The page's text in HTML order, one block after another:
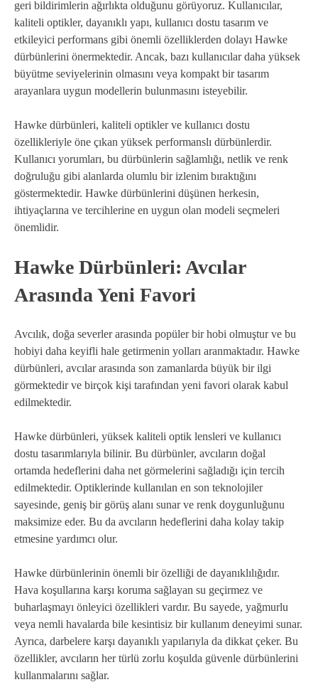
geri bildirimlerin ağırlıkta olduğunu görüyoruz. Kullanıcılar,
kaliteli optikler, dayanıklı yapı, kullanıcı dostu tasarım ve
etkileyici performans gibi önemli özelliklerden dolayı Hawke
dürbünlerini önermektedir. Ancak, bazı kullanıcılar daha yüksek
büyütme seviyelerinin olmasını veya kompakt bir tasarım
arayanlara uygun modellerin bulunmasını isteyebilir.
Hawke dürbünleri, kaliteli optikler ve kullanıcı dostu
özellikleriyle öne çıkan yüksek performanslı dürbünlerdir.
Kullanıcı yorumları, bu dürbünlerin sağlamlığı, netlik ve renk
doğruluğu gibi alanlarda olumlu bir izlenim bıraktığını
göstermektedir. Hawke dürbünlerini düşünen herkesin,
ihtiyaçlarına ve tercihlerine en uygun olan modeli seçmeleri
önemlidir.
Hawke Dürbünleri: Avcılar
Arasında Yeni Favori
Avcılık, doğa severler arasında popüler bir hobi olmuştur ve bu
hobiyi daha keyifli hale getirmenin yolları aranmaktadır. Hawke
dürbünleri, avcılar arasında son zamanlarda büyük bir ilgi
görmektedir ve birçok kişi tarafından yeni favori olarak kabul
edilmektedir.
Hawke dürbünleri, yüksek kaliteli optik lensleri ve kullanıcı
dostu tasarımlarıyla bilinir. Bu dürbünler, avcıların doğal
ortamda hedeflerini daha net görmelerini sağladığı için tercih
edilmektedir. Optiklerinde kullanılan en son teknolojiler
sayesinde, geniş bir görüş alanı sunar ve renk doygunluğunu
maksimize eder. Bu da avcıların hedeflerini daha kolay takip
etmesine yardımcı olur.
Hawke dürbünlerinin önemli bir özelliği de dayanıklılığıdır.
Hava koşullarına karşı koruma sağlayan su geçirmez ve
buharlaşmayı önleyici özellikleri vardır. Bu sayede, yağmurlu
veya nemli havalarda bile kesintisiz bir kullanım deneyimi sunar.
Ayrıca, darbelere karşı dayanıklı yapılarıyla da dikkat çeker. Bu
özellikler, avcıların her türlü zorlu koşulda güvenle dürbünlerini
kullanmalarını sağlar.